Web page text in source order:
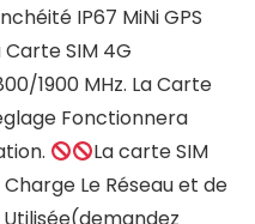
IP67 MiNi GPS
SIM 4G
1900 MHz. La Carte
Fonctionnera
La carte SIM
Le Réseau et de